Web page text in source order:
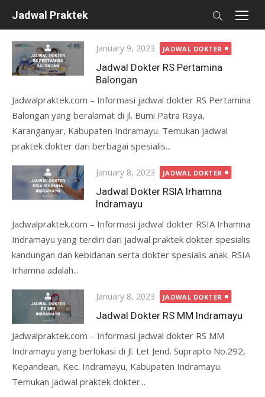
Jadwal Praktek
Posted
on
January 9, 2023 JADWAL DOKTER
Jadwal Dokter RS Pertamina
Balongan
Jadwalpraktek.com – Informasi jadwal dokter RS Pertamina
Balongan yang beralamat di Jl. Bumi Patra Raya,
Karanganyar, Kabupaten Indramayu. Temukan jadwal
praktek dokter dari berbagai spesialis...
Posted
on
January 8, 2023 JADWAL DOKTER
Jadwal Dokter RSIA Irhamna
Indramayu
Jadwalpraktek.com – Informasi jadwal dokter RSIA Irhamna
Indramayu yang terdiri dari jadwal praktek dokter spesialis
kandungan dan kebidanan serta dokter spesialis anak. RSIA
Irhamna adalah...
Posted
on
January 8, 2023 JADWAL DOKTER
Jadwal Dokter RS MM Indramayu
Jadwalpraktek.com – Informasi jadwal dokter RS MM
Indramayu yang berlokasi di Jl. Let Jend. Suprapto No.292,
Kepandean, Kec. Indramayu, Kabupaten Indramayu.
Temukan jadwal praktek dokter...